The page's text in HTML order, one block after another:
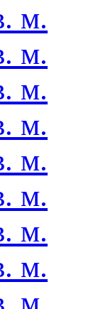
м.
м.
м.
м.
м.
м.
м.
м.
м.